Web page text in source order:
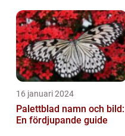
16 januari 2024
Palettblad namn och bild:
En fördjupande guide